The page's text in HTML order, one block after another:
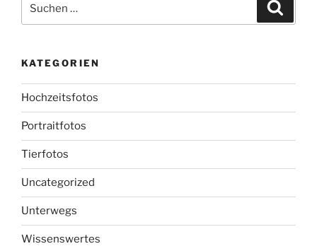
nach:
KATEGORIEN
Hochzeitsfotos
Portraitfotos
Tierfotos
Uncategorized
Unterwegs
Wissenswertes